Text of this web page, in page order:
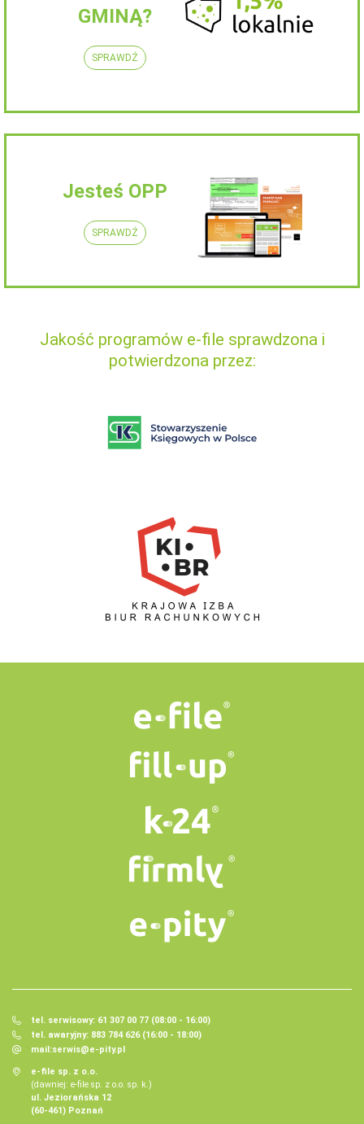
GMINĄ?
SPRAWDŹ
Jesteś OPP
SPRAWDŹ
Jakość programów e-file sprawdzona i
potwierdzona przez:
tel. serwisowy: 61 307 00 77 (08:00 - 16:00)
tel. awaryjny: 883 784 626 (16:00 - 18:00)
mail:serwis@e-pity.pl
e-file sp. z o.o.
(dawniej: e-file sp. z o.o. sp. k.)
ul. Jeziorańska 12
(60-461) Poznań